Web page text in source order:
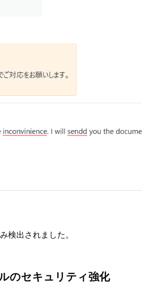
検出されました。
のセキュリティ強化